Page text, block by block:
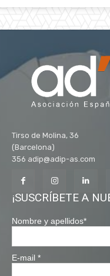
Tirso de Molina, 36
(Barcelona)
356 adip@adip-as.com
¡SUSCRÍBETE A
Nombre y apellidos*
E-mail *